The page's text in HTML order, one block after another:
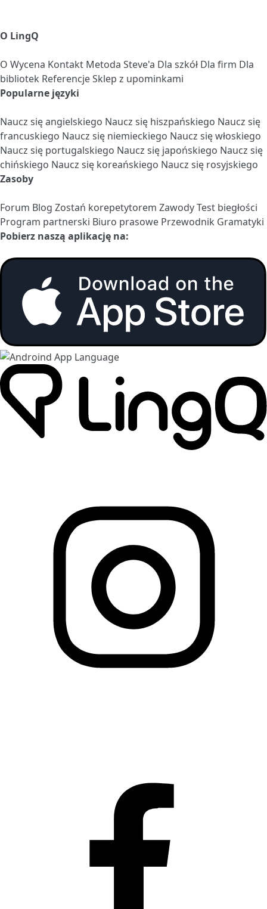
O LingQ
O Wycena Kontakt Metoda Steve'a Dla szkół Dla firm Dla
bibliotek ReferencjeSklep z upominkami
Popularne języki
Naucz się angielskiego Naucz się hiszpańskiego Naucz się
francuskiego Naucz się niemieckiego Naucz się włoskiego
Naucz się portugalskiego Naucz się japońskiego Naucz się
chińskiego Naucz się koreańskiego Naucz się rosyjskiego
Zasoby
Forum Blog Zostań korepetytorem ZawodyTest biegłości
Program partnerski Biuro prasowe Przewodnik Gramatyki
Pobierz naszą aplikację na: